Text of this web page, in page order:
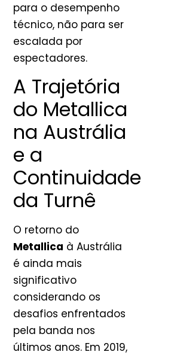
para o desempenho
técnico, não para ser
escalada por
espectadores.
A Trajetória
do Metallica
na Austrália
e a
Continuidade
da Turnê
O retorno do
Metallica à Austrália
é ainda mais
significativo
considerando os
desafios enfrentados
pela banda nos
últimos anos. Em 2019,